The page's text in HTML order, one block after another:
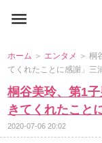
ホーム ＞ エンタメ ＞ 桐
てくれたことに感謝」三
桐谷美玲、第1
きてくれたこと
2020-07-06 20:02